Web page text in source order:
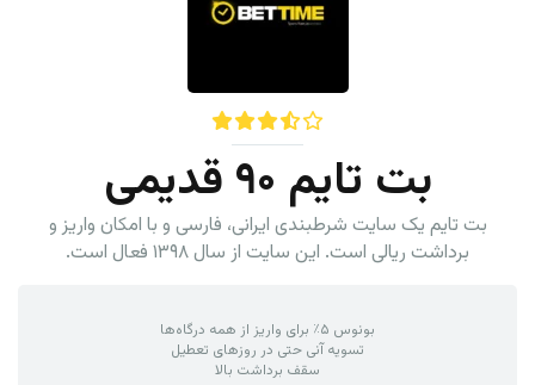
بت تایم ۹۰ قدیمی
بت تایم یک سایت شرطبندی ایرانی، فارسی و با امکان واریز و
برداشت ریالی است. این سایت از سال ۱۳۹۸ فعال است.
بونوس ۵٪ برای واریز از همه درگاه‌ها
تسویه آنی حتی در روزهای تعطیل
سقف برداشت بالا